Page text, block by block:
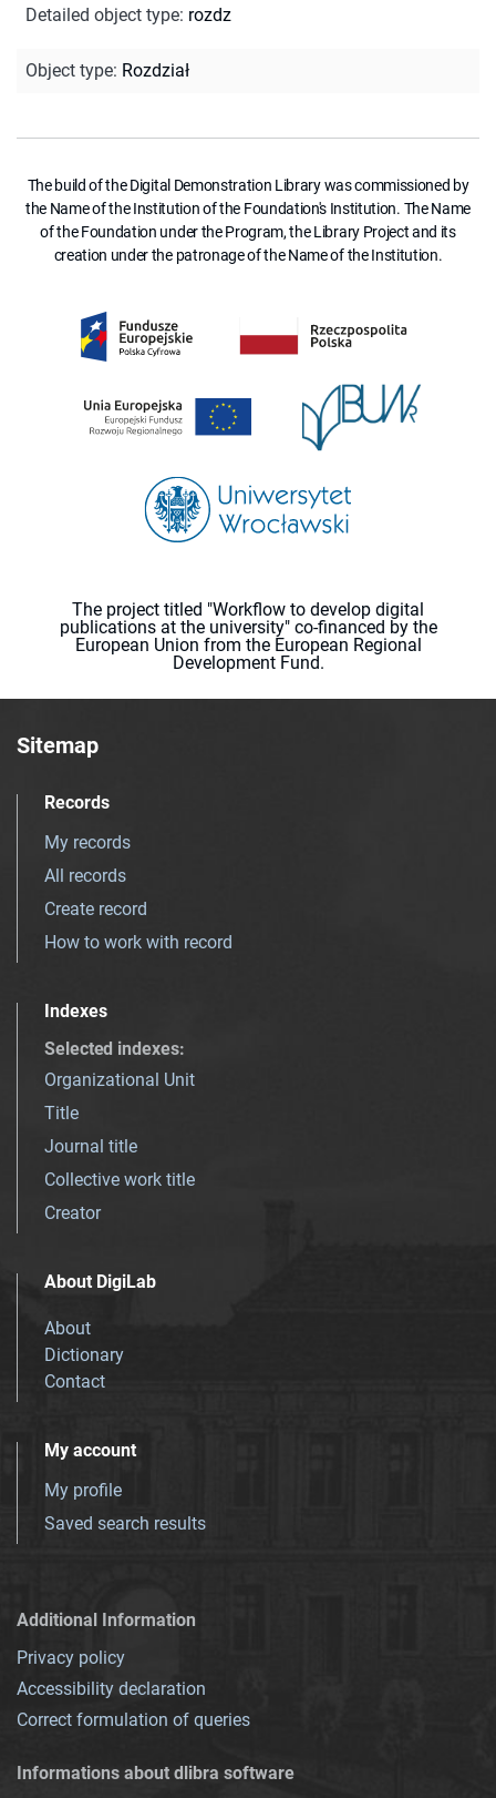
Detailed object type: rozdz
Object type: Rozdział
The build of the Digital Demonstration Library was commissioned by
the Name of the Institution of the Foundation's Institution. The Name
of the Foundation under the Program, the Library Project and its
creation under the patronage of the Name of the Institution.
The project titled "Workflow to develop digital
publications at the university" co-financed by the
European Union from the European Regional
Development Fund.
Sitemap
Records
My records
All records
Create record
How to work with record
Indexes
Selected indexes:
Organizational Unit
Title
Journal title
Collective work title
Creator
About DigiLab
About
Dictionary
Contact
My account
My profile
Saved search results
Additional Information
Privacy policy
Accessibility declaration
Correct formulation of queries
Informations about dlibra software